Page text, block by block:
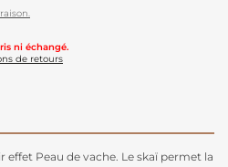
ni échangé.
de retours
effet Peau de vache. Le skaï permet la